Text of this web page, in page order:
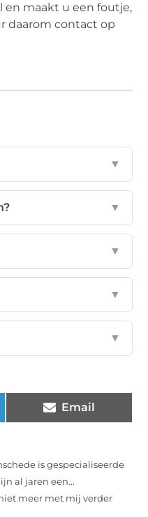
en maakt u een foutje,
daarom contact op
▼
▼
▼
▼
▼
Email
is gespecialiseerde
al jaren een...
meer met mij verder